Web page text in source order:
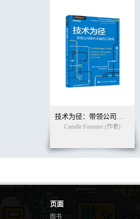
4.2 在类和结构体之间选择 66
4.3 在类和接口之间选择 68
4.4 抽象类设计 75
4.5 静态类设计 76
4.6 接口设计 77
4.7 结构体设计 79
4.8 枚举设计 83
4.8.1 设计标记枚举 89
4.10 类型和程序集元数据 95
4.11 强类型字符串 97
总结 100
5.1 一般成员设计准则 101
5.1.1 成员重载 101
5.2.1 索引属性设计 120
5.2.2 属性变更通知事件 123
技术为径：带领公司走向卓越的工程师
Camille Fournier (作者)
页面
图书